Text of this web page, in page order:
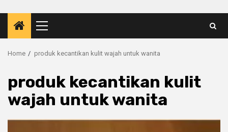
Primary
Menu
Home produk kecantikan kulit wajah untuk wanita
produk kecantikan kulit
wajah untuk wanita